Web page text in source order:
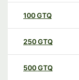
100GTQ
250GTQ
500GTQ